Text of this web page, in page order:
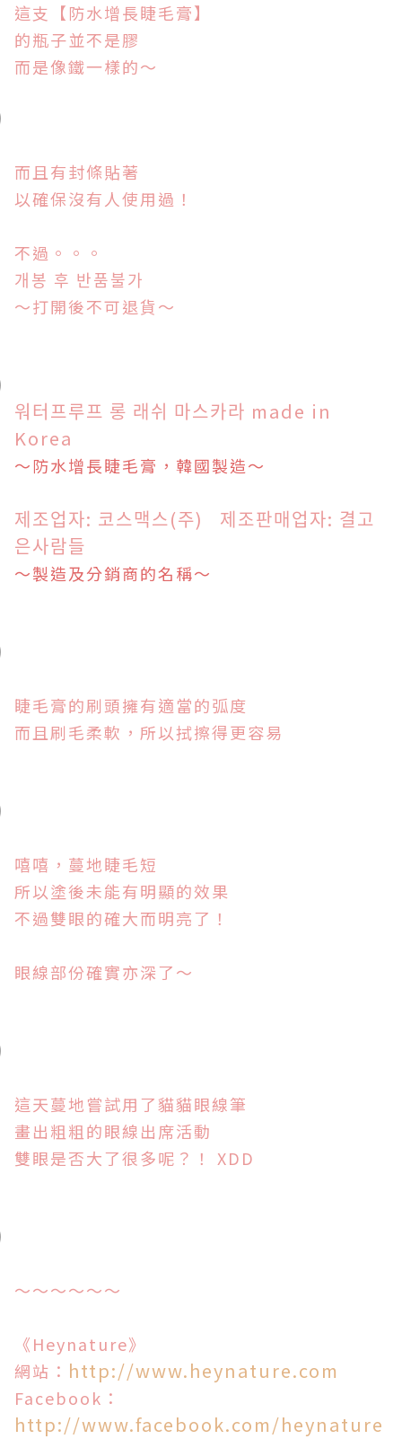
這支 【防水增長睫毛膏】
的瓶子並不是膠
而是像鐵一樣的～
而且有封條貼著
以確保沒有人使用過！
不過。。。
개봉 후 반품불가
～打開後不可退貨～
워터프루프 롱 래쉬 마스카라 made in
Korea
～防水增長睫毛膏，韓國製造～
제조업자: 코스맥스(주) 제조판매업자: 결고
은사람들
～製造及分銷商的名稱～
睫毛膏的刷頭擁有適當的弧度
而且刷毛柔軟，所以拭擦得更容易
嘻嘻，蔓地睫毛短
所以塗後未能有明顯的效果
不過雙眼的確大而明亮了！
眼線部份確實亦深了～
這天蔓地嘗試用了貓貓眼線筆
畫出粗粗的眼線出席活動
雙眼是否大了很多呢？！ XDD
～～～～～～
《Heynature》
網站： http://www.heynature.com
Facebook：
http://www.facebook.com/heynature